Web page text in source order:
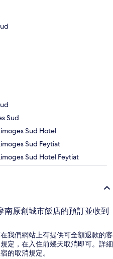
Sud
Sud Hotel
Sud Feytiat
Sud Hotel Feytiat
南原創城市飯店的預訂並收到
我們網站上有提供可全額退款的客
定，在入住前幾天取消即可。詳細
的取消規定。